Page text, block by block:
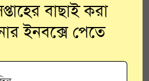
বাছাই করা
ইনবক্সে পেতে